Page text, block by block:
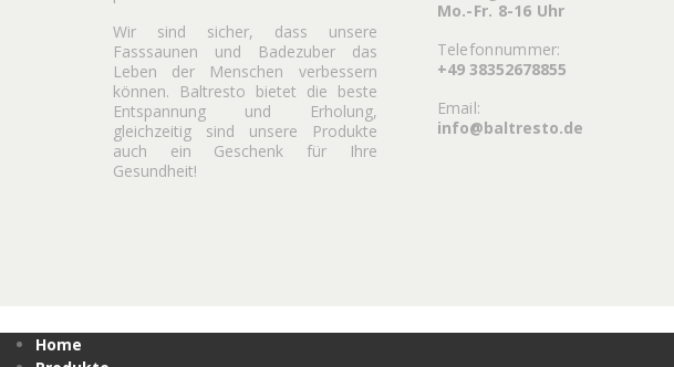
Wir sind sicher, dass unsere
Fasssaunen und Badezuber das
Leben der Menschen verbessern
können. Baltresto bietet die beste
Entspannung und Erholung,
gleichzeitig sind unsere Produkte
auch ein Geschenk für Ihre
Gesundheit!
Mo.-Fr. 8-16 Uhr
Telefonnummer:
+49 38352678855
Email:
info@baltresto.de
Home